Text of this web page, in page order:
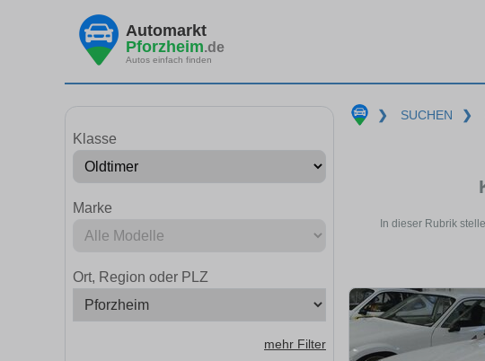
Automarkt
Pforzheim.de
Autos einfach finden
Klasse
Marke
Ort, Region oder PLZ
mehr Filter
❯ SUCHEN ❯
In dieser Rubrik